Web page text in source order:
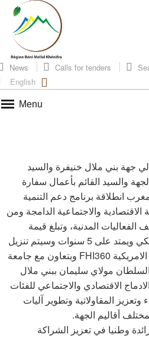
News Calls for tenders
English
Menu
جهة بني ملال خنيفرة والسيد
والسيد القائم بأعمال سفارة
انطلاقة برنامج دعم التنمية
الاقتصادية والاجتماعية الدامجة ومن
المدنية، وتبلغ قيمة
المشروع 18مليون دولار أمريكي ويمتد على 5 سنوات وسيتم تنزيل
المشروع من طرف المنظمة الامريكية FHI360 وبتعاون مع جامعة
مولاي سليمان ببني ملال
الاقتصادي والاجتماعي للفئات
المقاولاتية وتطوير آليات
أقاليم الجهة.
وطنيا في تعزيز الشراكة